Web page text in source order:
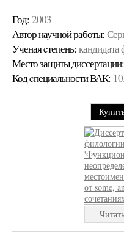
Год: 2003
Автор научной работы:
Ученая cтепень: кандидата
Место защиты диссертации:
Код cпециальности ВАК: